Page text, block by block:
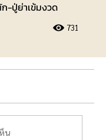
-ปู่ย่าเข้มงวด
731
น